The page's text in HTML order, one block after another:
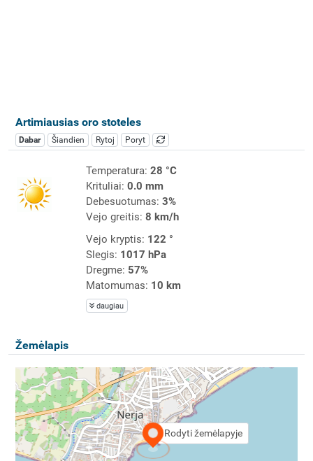
Artimiausias oro stoteles
Dabar Šiandien Rytoj Poryt
Temperatura: 28 °C
Krituliai: 0.0 mm
Debesuotumas: 3%
Vejo greitis: 8 km/h
Vejo kryptis: 122 °
Slegis: 1017 hPa
Dregme: 57%
Matomumas: 10 km
daugiau
Žemėlapis
Rodyti žemėlapyje